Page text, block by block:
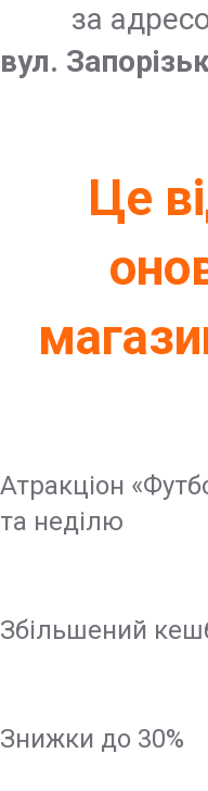
за
вул.
Це
Атракціон
та неділю
Збільшений
Знижки до 30%